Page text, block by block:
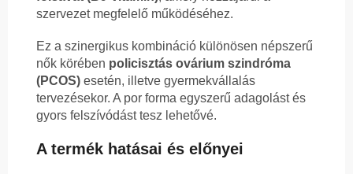
szervezet megfelelő működéséhez.
Ez a szinergikus kombináció különösen népszerű
nők körében policisztás ovárium szindróma
(PCOS) esetén, illetve gyermekvállalás
tervezésekor. A por forma egyszerű adagolást és
gyors felszívódást tesz lehetővé.
A termék hatásai és előnyei